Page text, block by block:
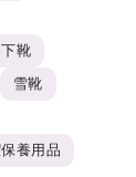
靴
雪靴
養用品